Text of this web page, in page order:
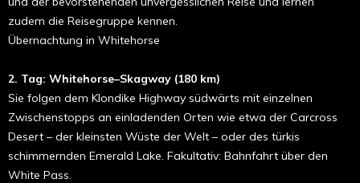
zudem die Reisegruppe kennen.
Übernachtung in Whitehorse
2. Tag: Whitehorse–Skagway (180 km)
Sie folgen dem Klondike Highway südwärts mit einzelnen
Zwischenstopps an einladenden Orten wie etwa der Carcross
Desert – der kleinsten Wüste der Welt – oder des türkis
schimmernden Emerald Lake. Fakultativ: Bahnfahrt über den
White Pass.